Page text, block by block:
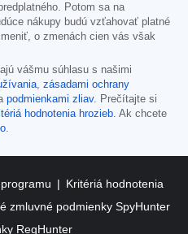
Potom sa na
nákupy budú vzťahovať platné
o zmenách cien vás však
vášmu súhlasu s našimi
, zásadami ochrany
podmienkami zliav. Prečítajte si
hodnotenia hrozieb. Ak chcete
.
Kritériá hodnotenia
zmluvné podmienky SpyHunter
RegHunter